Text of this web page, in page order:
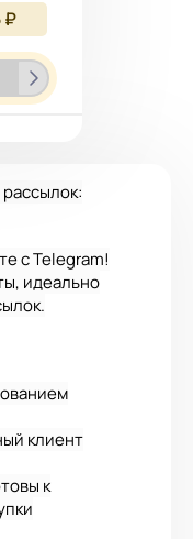
₽
с Telegram!
идеально
клиент
к